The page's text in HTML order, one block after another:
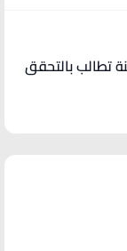
مع زوجي” .. مواطنة تطالب بالتحقق